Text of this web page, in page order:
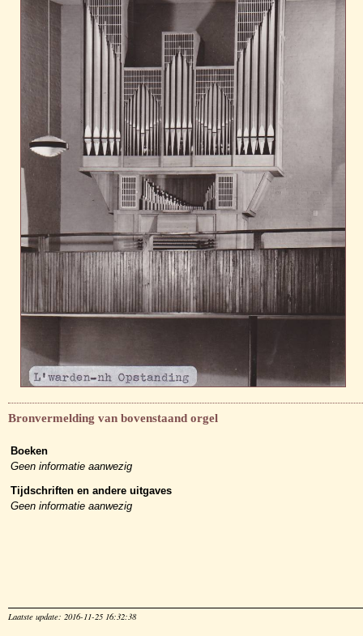
Bronvermelding van bovenstaand orgel
Boeken
Geen informatie aanwezig
Tijdschriften en andere uitgaves
Geen informatie aanwezig
Laatste update: 2016-11-25 16:32:38